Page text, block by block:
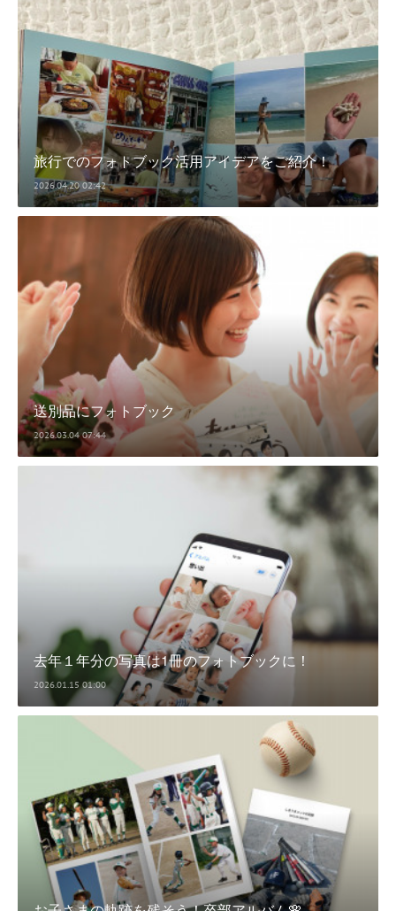
旅行でのフォトブック活用アイデアをご紹介！
2026.04.20 02:42
送別品にフォトブック
2026.03.04 07:44
去年１年分の写真は1冊のフォトブックに！
2026.01.15 01:00